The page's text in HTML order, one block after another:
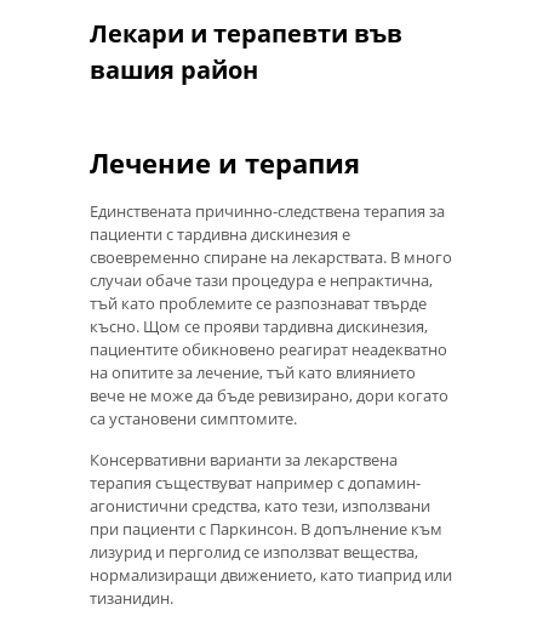
Лекари и терапевти във
вашия район
Лечение и терапия
Единствената причинно-следствена терапия за
пациенти с тардивна дискинезия е
своевременно спиране на лекарствата. В много
случаи обаче тази процедура е непрактична,
тъй като проблемите се разпознават твърде
късно. Щом се прояви тардивна дискинезия,
пациентите обикновено реагират неадекватно
на опитите за лечение, тъй като влиянието
вече не може да бъде ревизирано, дори когато
са установени симптомите.
Консервативни варианти за лекарствена
терапия съществуват например с допамин-
агонистични средства, като тези, използвани
при пациенти с Паркинсон. В допълнение към
лизурид и перголид се използват вещества,
нормализиращи движението, като тиаприд или
тизанидин.